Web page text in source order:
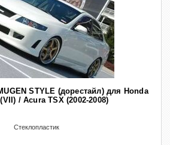
STYLE (дорестайл) для Honda
/ Acura TSX (2002-2008)
Стеклопластик